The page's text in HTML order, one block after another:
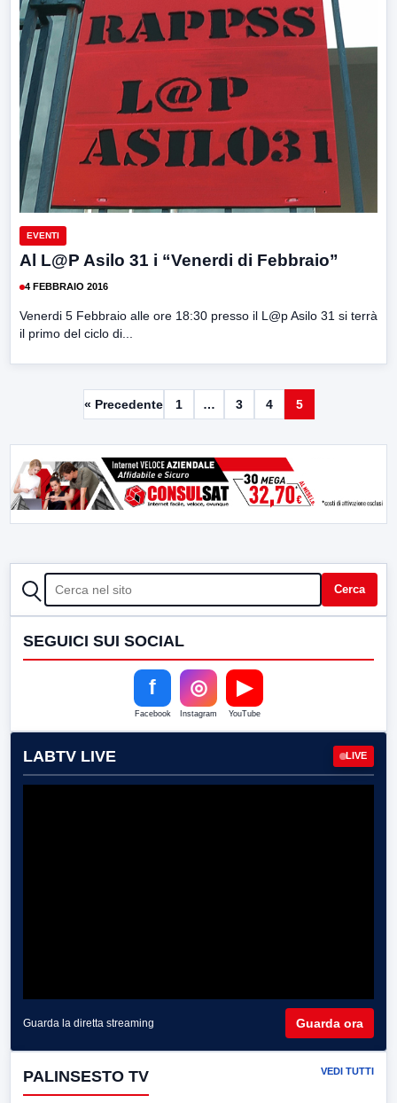
EVENTI
Al L@P Asilo 31 i “Venerdi di Febbraio”
4 FEBBRAIO 2016
Venerdi 5 Febbraio alle ore 18:30 presso il L@p Asilo 31 si terrà
il primo del ciclo di...
« Precedente 1 … 3 4 5
CERCA Cerca
SEGUICI SUI SOCIAL
f
Facebook
◎
Instagram
▶
YouTube
LABTV LIVE LIVE
Guarda la diretta streaming Guarda ora
PALINSESTO TV VEDI TUTTI